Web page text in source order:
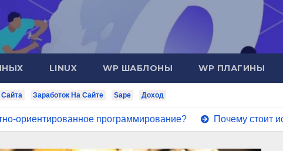
LINUX WP ШАБЛОНЫ WP ПЛАГИНЫ
Сайта Заработок На Сайте Sape Доход
программирование? Почему стоит